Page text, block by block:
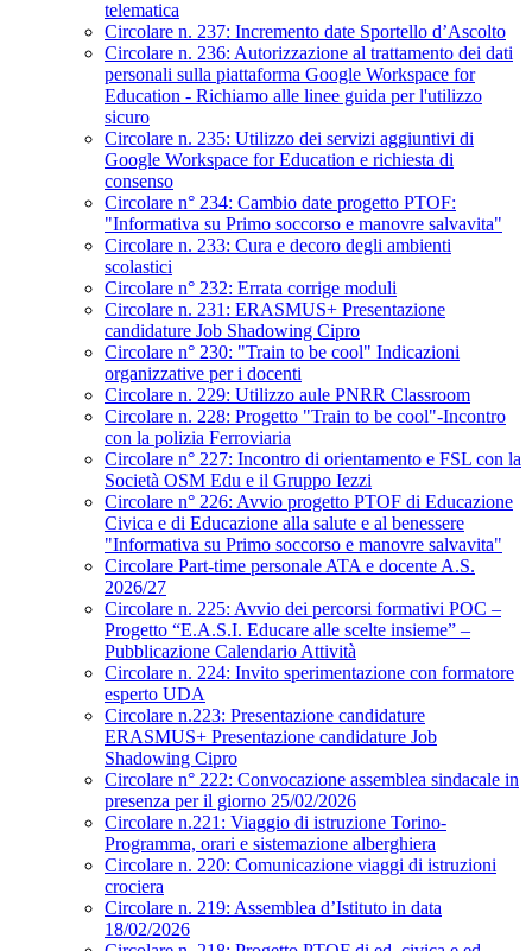
telematica
Circolare n. 237: Incremento date Sportello d’Ascolto
Circolare n. 236: Autorizzazione al trattamento dei dati
personali sulla piattaforma Google Workspace for
Education - Richiamo alle linee guida per l'utilizzo
sicuro
Circolare n. 235: Utilizzo dei servizi aggiuntivi di
Google Workspace for Education e richiesta di
consenso
Circolare n° 234: Cambio date progetto PTOF:
"Informativa su Primo soccorso e manovre salvavita"
Circolare n. 233: Cura e decoro degli ambienti
scolastici
Circolare n° 232: Errata corrige moduli
Circolare n. 231: ERASMUS+ Presentazione
candidature Job Shadowing Cipro
Circolare n° 230: "Train to be cool" Indicazioni
organizzative per i docenti
Circolare n. 229: Utilizzo aule PNRR Classroom
Circolare n. 228: Progetto "Train to be cool"-Incontro
con la polizia Ferroviaria
Circolare n° 227: Incontro di orientamento e FSL con la
Società OSM Edu e il Gruppo Iezzi
Circolare n° 226: Avvio progetto PTOF di Educazione
Civica e di Educazione alla salute e al benessere
"Informativa su Primo soccorso e manovre salvavita"
Circolare Part-time personale ATA e docente A.S.
2026/27
Circolare n. 225: Avvio dei percorsi formativi POC –
Progetto “E.A.S.I. Educare alle scelte insieme” –
Pubblicazione Calendario Attività
Circolare n. 224: Invito sperimentazione con formatore
esperto UDA
Circolare n.223: Presentazione candidature
ERASMUS+ Presentazione candidature Job
Shadowing Cipro
Circolare n° 222: Convocazione assemblea sindacale in
presenza per il giorno 25/02/2026
Circolare n.221: Viaggio di istruzione Torino-
Programma, orari e sistemazione alberghiera
Circolare n. 220: Comunicazione viaggi di istruzioni
crociera
Circolare n. 219: Assemblea d’Istituto in data
18/02/2026